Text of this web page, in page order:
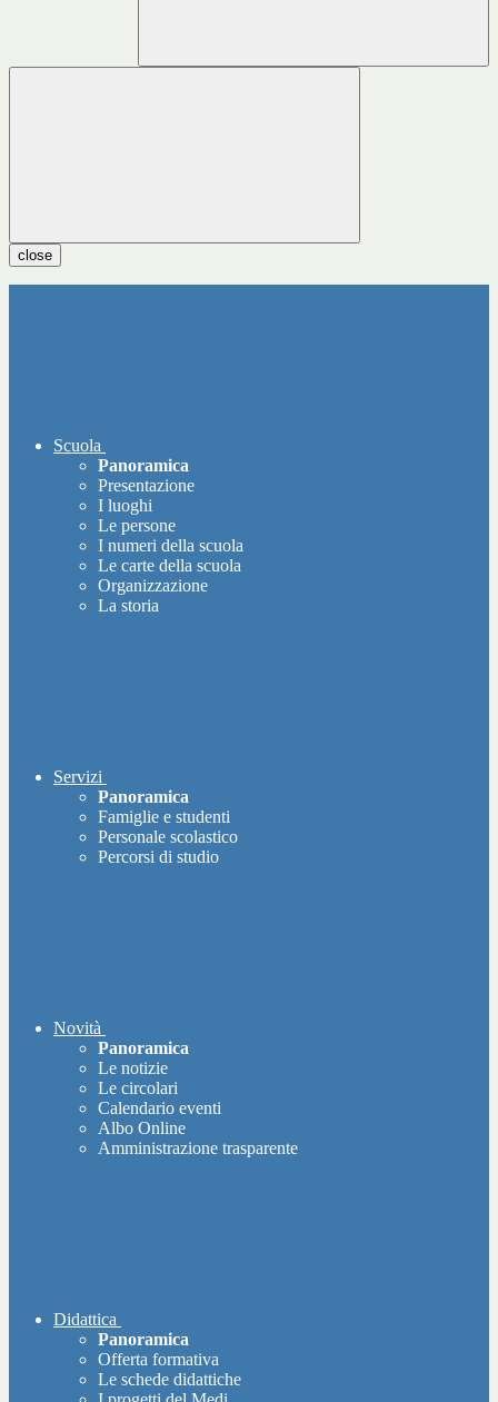
close
Scuola
Panoramica
Presentazione
I luoghi
Le persone
I numeri della scuola
Le carte della scuola
Organizzazione
La storia
Servizi
Panoramica
Famiglie e studenti
Personale scolastico
Percorsi di studio
Novità
Panoramica
Le notizie
Le circolari
Calendario eventi
Albo Online
Amministrazione trasparente
Didattica
Panoramica
Offerta formativa
Le schede didattiche